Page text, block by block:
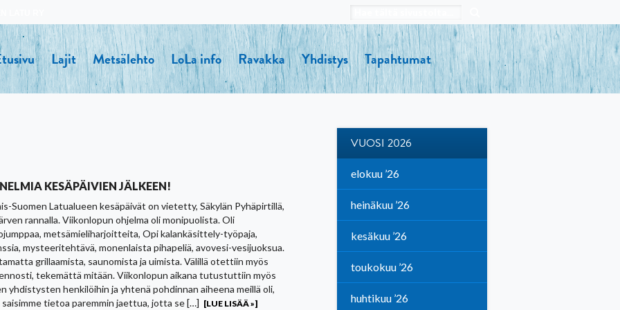
Lajit Metsälehto LoLa info Ravakka Yhdistys Tapahtumat
KESÄPÄIVIEN JÄLKEEN!
Suomen Latualueen kesäpäivät on vietetty, Säkylän Pyhäpirtillä,
rannalla. Viikonlopun ohjelma oli monipuolista. Oli
metsämieliharjoitteita, Opi kalankäsittely-työpaja,
mysteeritehtävä, monenlaista pihapeliä, avovesi-vesijuoksua.
grillaamista, saunomista ja uimista. Välillä otettiin myös
tekemättä mitään. Viikonlopun aikana tutustuttiin myös
yhdistysten henkilöihin ja yhtenä pohdinnan aiheena meillä oli,
tietoa paremmin jaettua, jotta se […] [LUE LISÄÄ »]
VUOSI 2026
elokuu ’26
heinäkuu ’26
kesäkuu ’26
toukokuu ’26
huhtikuu ’26